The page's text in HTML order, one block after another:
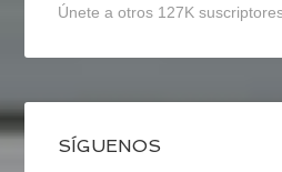
Únete a otros 127K
SÍGUENOS